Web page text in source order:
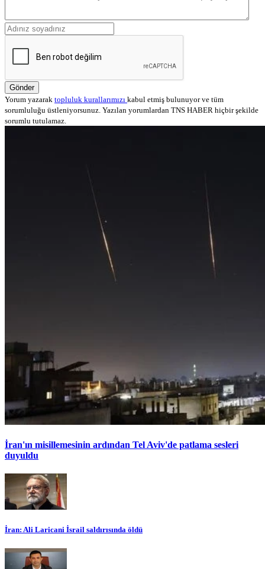
Gönder
Yorum yazarak topluluk kurallarımızı kabul etmiş bulunuyor ve tüm
sorumluluğu üstleniyorsunuz. Yazılan yorumlardan TNS HABER hiçbir şekilde
sorumlu tutulamaz.
İran'ın misillemesinin ardından Tel Aviv'de patlama sesleri
duyuldu
İran: Ali Laricani İsrail saldırısında öldü